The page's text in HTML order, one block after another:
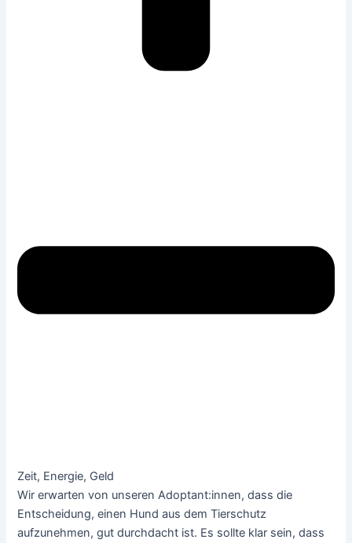
Zeit, Energie, Geld
Wir erwarten von unseren Adoptant:innen, dass die
Entscheidung, einen Hund aus dem Tierschutz
aufzunehmen, gut durchdacht ist. Es sollte klar sein, dass